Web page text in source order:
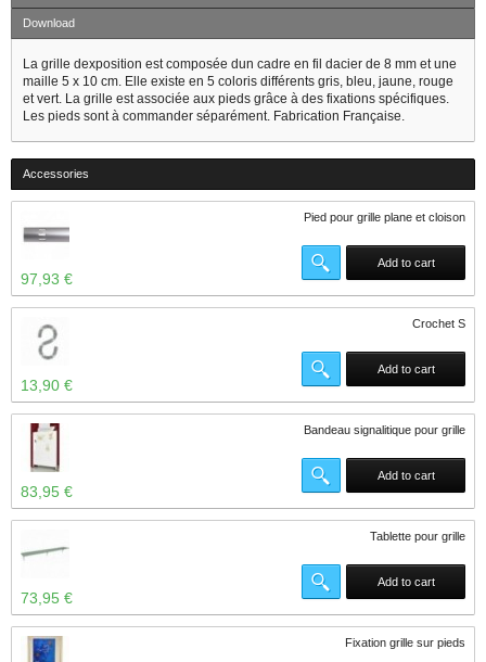
Download
La grille dexposition est composée dun cadre en fil dacier de 8 mm et une
maille 5 x 10 cm. Elle existe en 5 coloris différents gris, bleu, jaune, rouge
et vert. La grille est associée aux pieds grâce à des fixations spécifiques.
Les pieds sont à commander séparément. Fabrication Française.
Accessories
Pied pour grille plane et cloison
97,93 €
Add to cart
Crochet S
13,90 €
Add to cart
Bandeau signalitique pour grille
83,95 €
Add to cart
Tablette pour grille
73,95 €
Add to cart
Fixation grille sur pieds